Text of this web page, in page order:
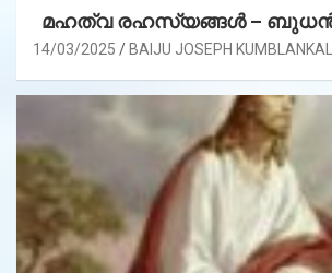
മഹത്വ രഹസ്യങ്ങള്‍ –
14/03/2025 BAIJU JOSEPH KUMBLANKAL